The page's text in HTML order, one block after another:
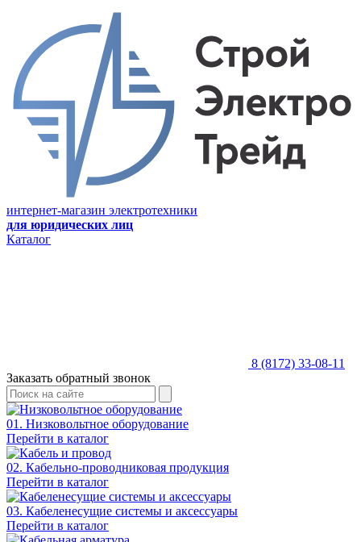
интернет-магазин электротехники
для юридических лиц
Каталог
8 (8172) 33-08-11
Заказать обратный звонок
01. Низковольтное оборудование
Перейти в каталог
02. Кабельно-проводниковая продукция
Перейти в каталог
03. Кабеленесущие системы и аксессуары
Перейти в каталог